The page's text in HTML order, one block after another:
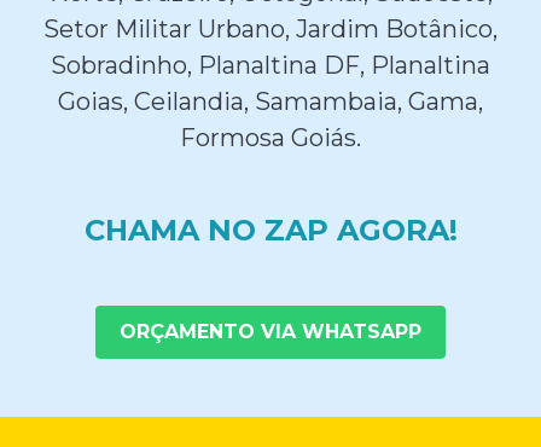
Setor Militar Urbano, Jardim Botânico,
Sobradinho, Planaltina DF, Planaltina
Goias, Ceilandia, Samambaia, Gama,
Formosa Goiás.
CHAMA NO ZAP AGORA!
ORÇAMENTO VIA WHATSAPP